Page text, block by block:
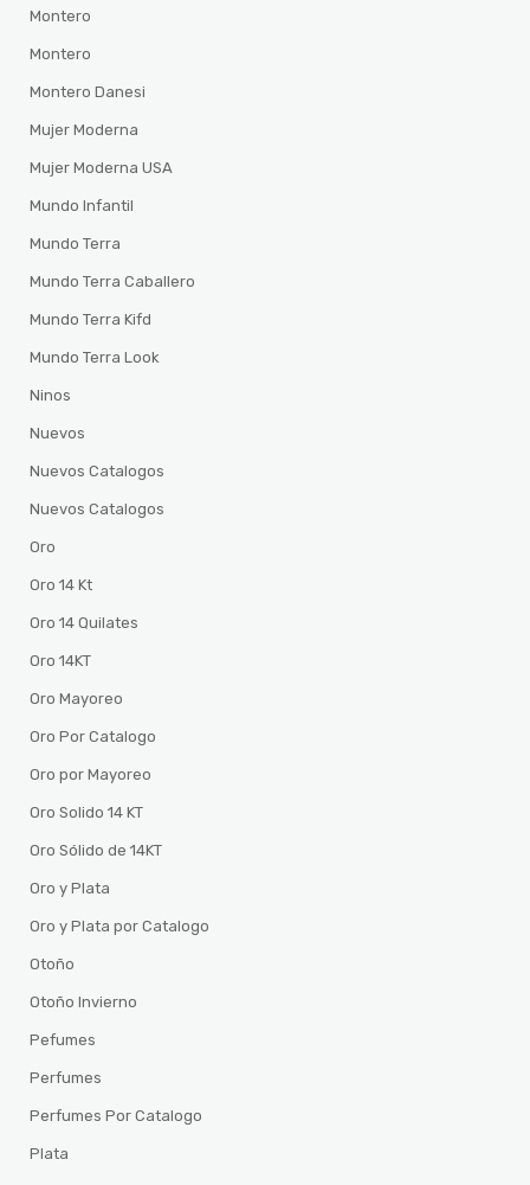
Montero
Montero
Montero Danesi
Mujer Moderna
Mujer Moderna USA
Mundo Infantil
Mundo Terra
Mundo Terra Caballero
Mundo Terra Kifd
Mundo Terra Look
Ninos
Nuevos
Nuevos Catalogos
Nuevos Catalogos
Oro
Oro 14 Kt
Oro 14 Quilates
Oro 14KT
Oro Mayoreo
Oro Por Catalogo
Oro por Mayoreo
Oro Solido 14 KT
Oro Sólido de 14KT
Oro y Plata
Oro y Plata por Catalogo
Otoño
Otoño Invierno
Pefumes
Perfumes
Perfumes Por Catalogo
Plata